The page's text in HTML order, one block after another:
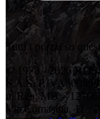
Tutti i prezzi su
© 1978 - 2026
S.A.S. P.IVA:
n. Rea: MB –
Via Comasina, 11 -